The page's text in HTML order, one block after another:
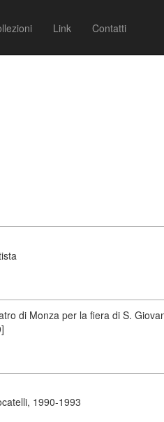
Link Contatti
di Monza per la fiera di S.
1990-1993